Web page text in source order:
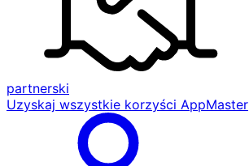
partnerski
Uzyskaj wszystkie korzyści AppMaster